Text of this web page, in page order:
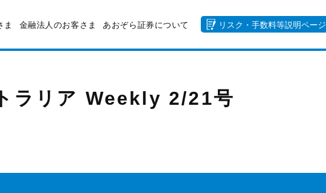
ま 金融法人のお客さま あおぞら証券について リスク・手数料等説明ページ
ラリア Weekly 2/21号